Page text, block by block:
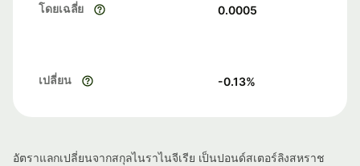
โดยเฉลี่ย 0.0005
เปลี่ยน -0.13%
อัตราแลกเปลี่ยนจากสกุลไนราไนจีเรีย เป็นปอนด์สเตอร์ลิงสหราช